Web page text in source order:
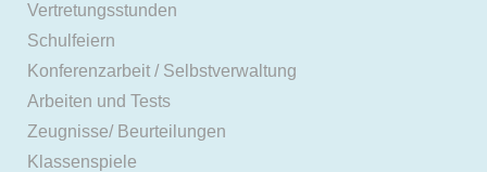
Vertretungsstunden
Schulfeiern
Konferenzarbeit / Selbstverwaltung
Arbeiten und Tests
Zeugnisse/ Beurteilungen
Klassenspiele